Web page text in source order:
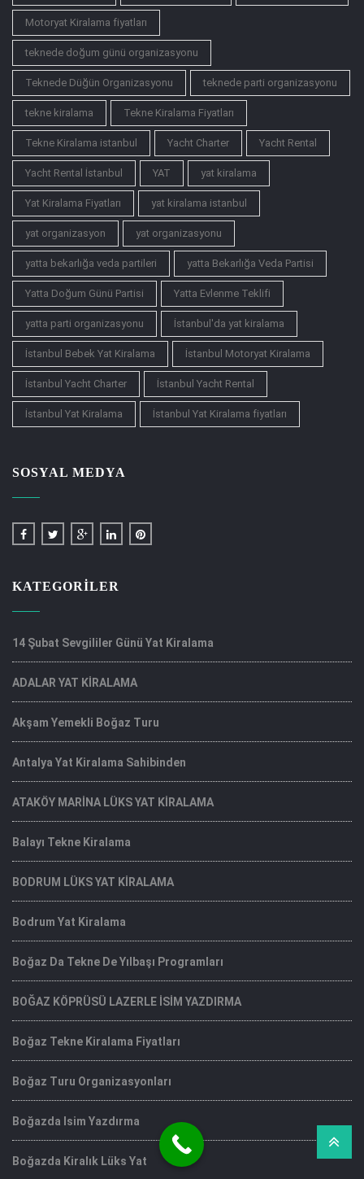
Motoryat Kiralama fiyatları
teknede doğum günü organizasyonu
Teknede Düğün Organizasyonu teknede parti organizasyonu
tekne kiralama Tekne Kiralama Fiyatları
Tekne Kiralama istanbul Yacht Charter Yacht Rental
Yacht Rental İstanbul YAT yat kiralama
Yat Kiralama Fiyatları yat kiralama istanbul
yat organizasyon yat organizasyonu
yatta bekarlığa veda partileri yatta Bekarlığa Veda Partisi
Yatta Doğum Günü Partisi Yatta Evlenme Teklifi
yatta parti organizasyonu İstanbul'da yat kiralama
İstanbul Bebek Yat Kiralama İstanbul Motoryat Kiralama
İstanbul Yacht Charter İstanbul Yacht Rental
İstanbul Yat Kiralama İstanbul Yat Kiralama fiyatları
SOSYAL MEDYA
KATEGORILER
14 Şubat Sevgililer Günü Yat Kiralama
ADALAR YAT KİRALAMA
Akşam Yemekli Boğaz Turu
Antalya Yat Kiralama Sahibinden
ATAKÖY MARİNA LÜKS YAT KİRALAMA
Balayı Tekne Kiralama
BODRUM LÜKS YAT KİRALAMA
Bodrum Yat Kiralama
Boğaz Da Tekne De Yılbaşı Programları
BOĞAZ KÖPRÜSÜ LAZERLE İSİM YAZDIRMA
Boğaz Tekne Kiralama Fiyatları
Boğaz Turu Organizasyonları
Boğazda Isim Yazdırma
Boğazda Kiralık Lüks Yat